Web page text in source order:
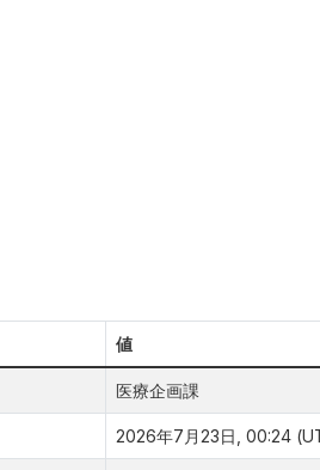
値
医療企画課
2026年7月23日, 00:24